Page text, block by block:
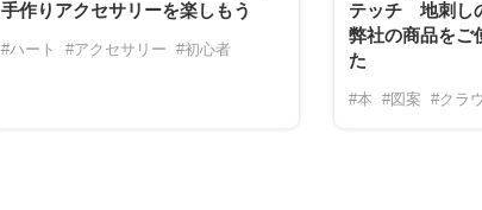
手作りアクセサリーを楽しもう
#ハート #アクセサリー #初心者
テッチ 地刺し
弊社の商品をご
た
#本 #図案 #クラ